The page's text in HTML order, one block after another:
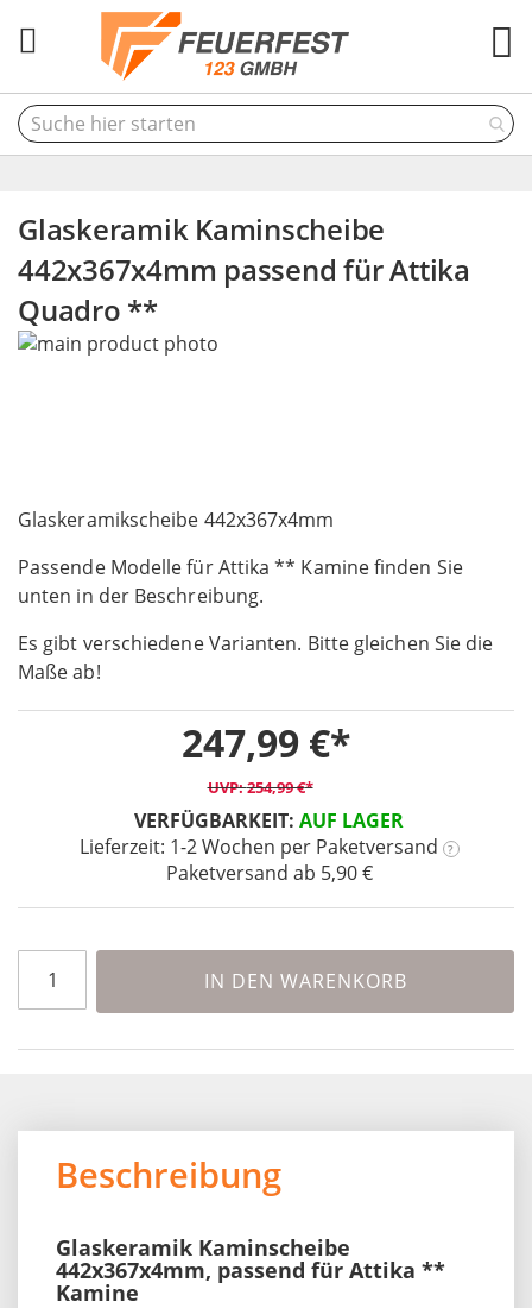
Glaskeramik Kaminscheibe
442x367x4mm passend für Attika
Quadro **
Glaskeramikscheibe 442x367x4mm
Passende Modelle für Attika ** Kamine finden Sie
unten in der Beschreibung.
Es gibt verschiedene Varianten. Bitte gleichen Sie die
Maße ab!
VERFÜGBARKEIT: AUF LAGER
Lieferzeit: 1-2 Wochen per Paketversand ?
Paketversand ab 5,90 €
247,99 €
254,99 €
IN DEN WARENKORB
Skip
gallery
to
beginning
of
images
gallery
Beschreibung
Glaskeramik Kaminscheibe
442x367x4mm, passend für Attika **
Kamine